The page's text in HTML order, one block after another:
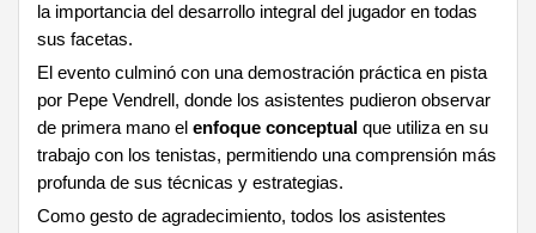
la importancia del desarrollo integral del jugador en todas
sus facetas.
El evento culminó con una demostración práctica en pista
por Pepe Vendrell, donde los asistentes pudieron observar
de primera mano el enfoque conceptual que utiliza en su
trabajo con los tenistas, permitiendo una comprensión más
profunda de sus técnicas y estrategias.
Como gesto de agradecimiento, todos los asistentes